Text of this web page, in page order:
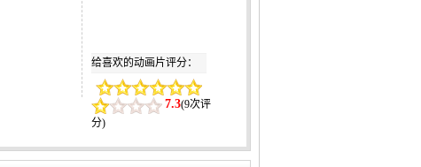
给喜欢的动画片评分：
7.3(9次评
分)